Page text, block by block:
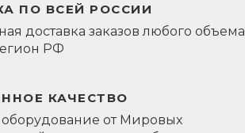
ПО ВСЕЙ РОССИИ
доставка заказов любого объема
РФ
КАЧЕСТВО
оборудование от Мировых